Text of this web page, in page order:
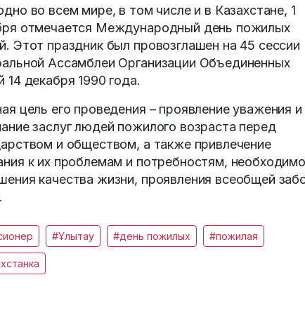
во всем мире, в том числе и в Казахстане, 1
отмечается Международный день пожилых
Этот праздник был провозглашен на 45 сессии
Ассамблеи Организации Объединенных
14 декабря 1990 года.
цель его проведения – проявление уважения и
заслуг людей пожилого возраста перед
и обществом, а также привлечение
к их проблемам и потребностям,
качества жизни, проявления всеобщей
#Ұлытау #день пожилых #пожилая